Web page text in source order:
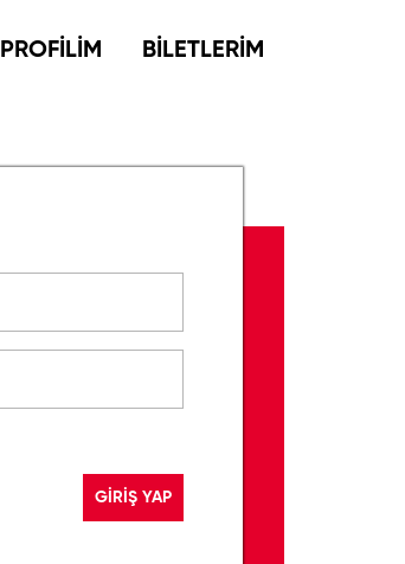
PROFİLİM BİLETLERİM